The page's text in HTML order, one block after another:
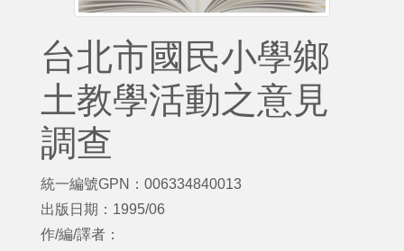
台北市國民小學鄉
土教學活動之意見
調查
統一編號GPN：006334840013
出版日期：1995/06
作/編/譯者：